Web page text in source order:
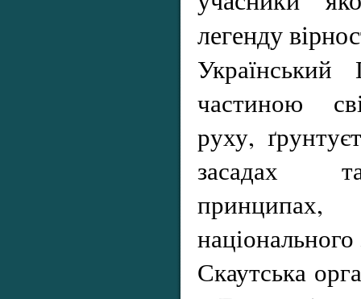
легенду
частиною
руху,
засадах
національного
Скаутська